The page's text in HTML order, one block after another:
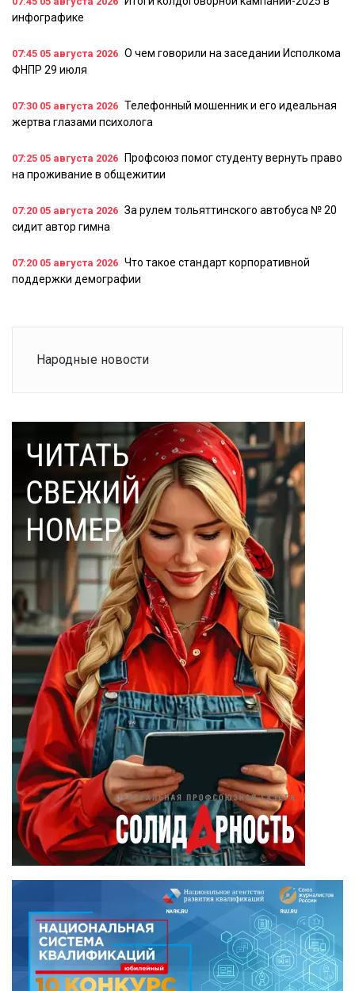
инфографике
07:45 05 августа 2026 О чем говорили на заседании Исполкома
ФНПР 29 июля
07:30 05 августа 2026 Телефонный мошенник и его идеальная
жертва глазами психолога
07:25 05 августа 2026
Профсоюз помог студенту вернуть право
на проживание в общежитии
07:20 05 августа 2026 За рулем тольяттинского автобуса № 20
сидит автор гимна
07:20 05 августа 2026 Что такое стандарт корпоративной
поддержки демографии
Народные новости